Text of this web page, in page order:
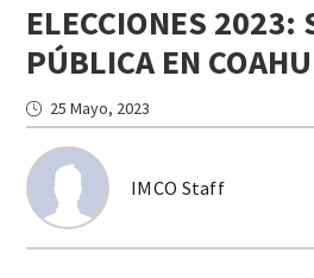
ELECCIONES 2023:
PÚBLICA EN
IMCO Staff
25 Mayo, 2023